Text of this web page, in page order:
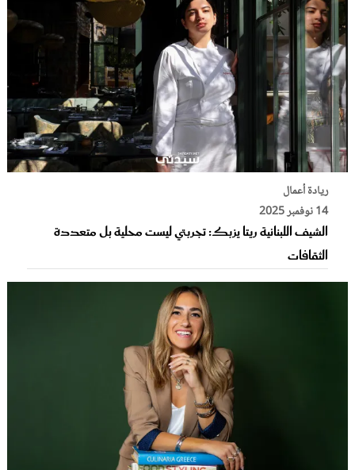
ريادة أعمال
14 نوفمبر 2025
الشيف اللبنانية ريتا يزبك: تجربتي ليست محلية بل متعددة
الثقافات